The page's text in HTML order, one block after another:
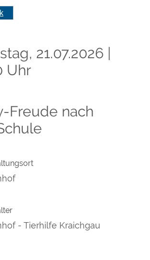
21.07.2026
Uhr
Freude nach
- Tierhilfe Kraichgau